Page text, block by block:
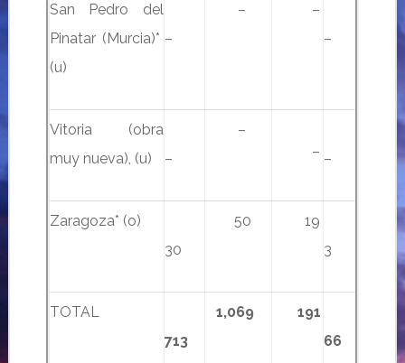
San Pedro del
Pinatar (Murcia)*
(u)
–
–
–
–
Vitoria (obra
muy nueva), (u)
–
–
– –
Zaragoza* (o)
30
50
19
3
TOTAL
713
1,069
191
66